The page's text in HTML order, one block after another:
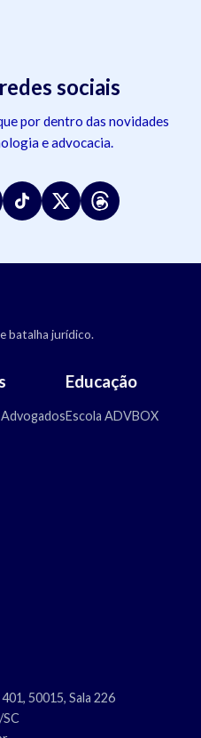
sociais
por dentro das novidades
e advocacia.
batalha jurídico.
Educação
Escola ADVBOX
50015, Sala 226